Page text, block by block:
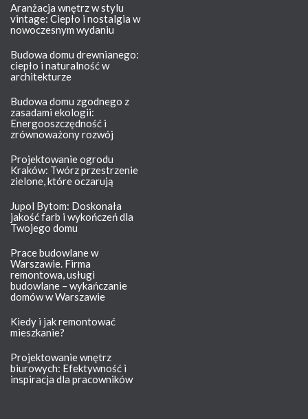
Aranżacja wnętrz w stylu
vintage: Ciepło i nostalgia w
nowoczesnym wydaniu
Budowa domu drewnianego:
ciepło i naturalność w
architekturze
Budowa domu zgodnego z
zasadami ekologii:
Energooszczędność i
zrównoważony rozwój
Projektowanie ogrodu
Kraków: Twórz przestrzenie
zielone, które oczarują
Jupol Bytom: Doskonała
jakość farb i wykończeń dla
Twojego domu
Prace budowlane w
Warszawie. Firma
remontowa, usługi
budowlane – wykańczanie
domów w Warszawie
Kiedy i jak remontować
mieszkanie?
Projektowanie wnętrz
biurowych: Efektywność i
inspiracja dla pracowników